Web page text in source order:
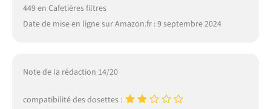
449 en Cafetières filtres
Date de mise en ligne sur Amazon.fr : 9 septembre 2024
Note de la rédaction 14/20
compatibilité des dosettes :